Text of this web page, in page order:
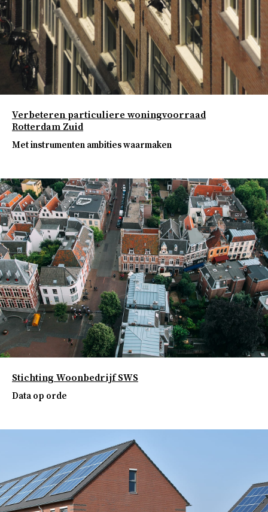
Verbeteren particuliere woningvoorraad
Rotterdam Zuid
Met instrumenten ambities waarmaken
Stichting Woonbedrijf SWS
Data op orde